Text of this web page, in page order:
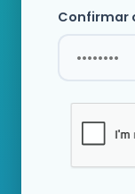
Confirmar